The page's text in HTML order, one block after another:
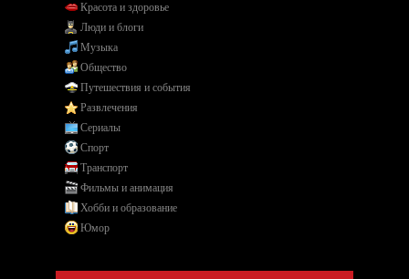
Красота и здоровье
Люди и блоги
Музыка
Общество
Путешествия и события
Развлечения
Сериалы
Спорт
Транспорт
Фильмы и анимация
Хобби и образование
Юмор